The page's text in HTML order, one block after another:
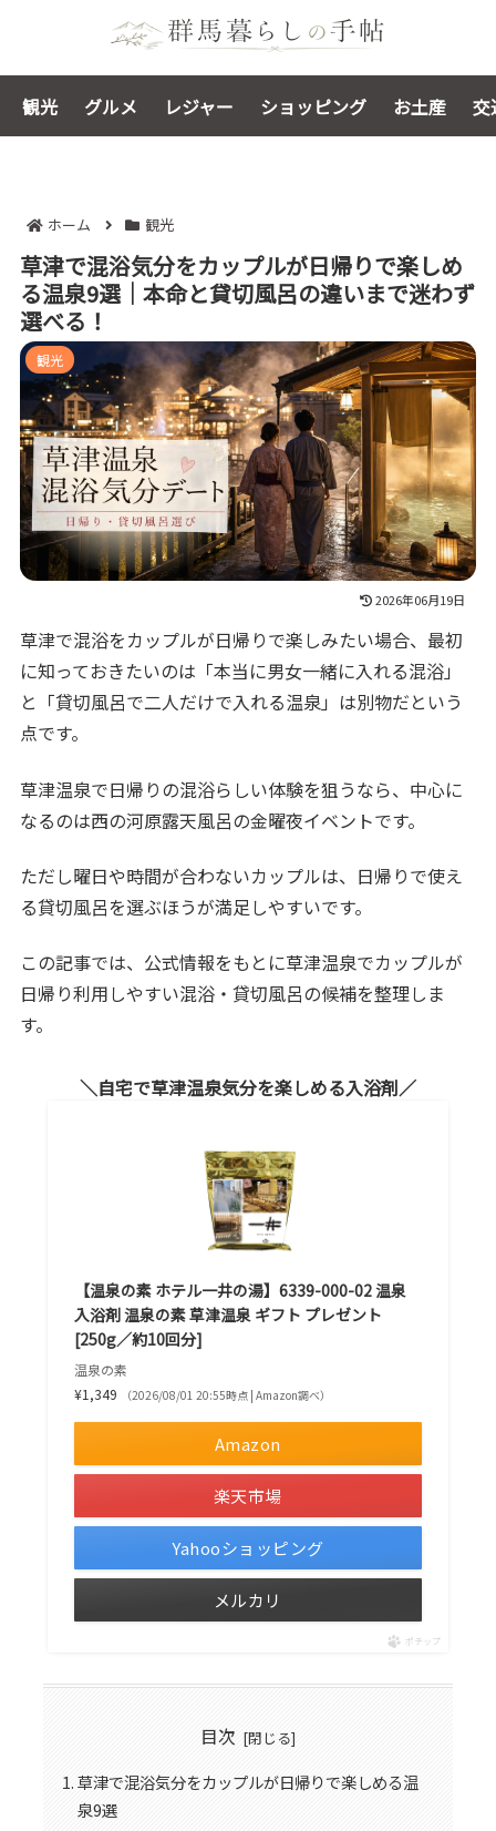
観光 グルメ レジャー ショッピング お土産 交
ホーム 観光
草津で混浴気分をカップルが日帰りで楽しめ
る温泉9選｜本命と貸切風呂の違いまで迷わず
選べる！
観光
2026年06月19日
草津で混浴をカップルが日帰りで楽しみたい場合、最初
に知っておきたいのは「本当に男女一緒に入れる混浴」
と「貸切風呂で二人だけで入れる温泉」は別物だという
点です。
草津温泉で日帰りの混浴らしい体験を狙うなら、中心に
なるのは西の河原露天風呂の金曜夜イベントです。
ただし曜日や時間が合わないカップルは、日帰りで使え
る貸切風呂を選ぶほうが満足しやすいです。
この記事では、公式情報をもとに草津温泉でカップルが
日帰り利用しやすい混浴・貸切風呂の候補を整理しま
す。
自宅で草津温泉気分を楽しめる入浴剤
【温泉の素 ホテル一井の湯】6339-000-02 温泉
入浴剤 温泉の素 草津温泉 ギフト プレゼント
[250g／約10回分]
温泉の素
¥1,349
（2026/08/01 20:55時点 | Amazon調べ）
Amazon
楽天市場
Yahooショッピング
メルカリ
ポチップ
目次
草津で混浴気分をカップルが日帰りで楽しめる温
泉9選